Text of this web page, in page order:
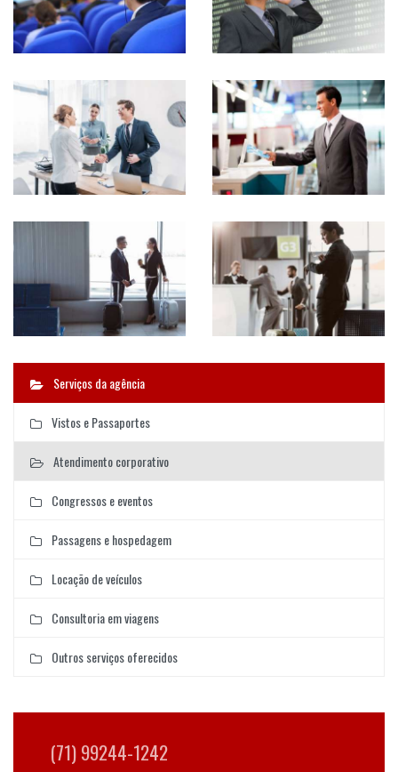
Serviços da agência
Vistos e Passaportes
Atendimento corporativo
Congressos e eventos
Passagens e hospedagem
Locação de veículos
Consultoria em viagens
Outros serviços oferecidos
(71) 99244-1242